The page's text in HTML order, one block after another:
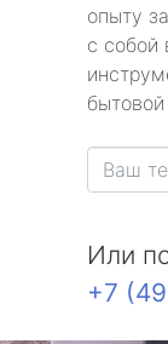
опыту
с собой
бытовой
Или
+7